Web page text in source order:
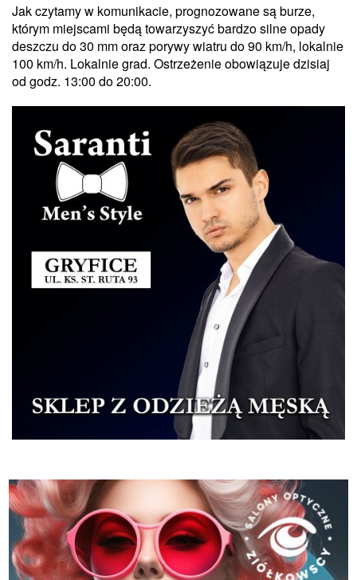
Jak czytamy w komunikacie, prognozowane są burze,
którym miejscami będą towarzyszyć bardzo silne opady
deszczu do 30 mm oraz porywy wiatru do 90 km/h, lokalnie
100 km/h. Lokalnie grad. Ostrzeżenie obowiązuje dzisiaj
od godz. 13:00 do 20:00.